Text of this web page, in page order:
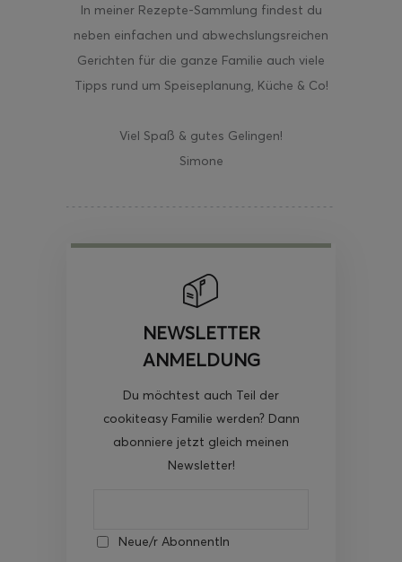
In meiner Rezepte-Sammlung findest du
neben einfachen und abwechslungsreichen
Gerichten für die ganze Familie auch viele
Tipps rund um Speiseplanung, Küche & Co!
Viel Spaß & gutes Gelingen!
Simone
NEWSLETTER
ANMELDUNG
Du möchtest auch Teil der
cookiteasy Familie werden? Dann
abonniere jetzt gleich meinen
Newsletter!
Neue/r AbonnentIn